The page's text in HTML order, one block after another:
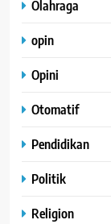
Olahraga
opin
Opini
Otomatif
Pendidikan
Politik
Religion